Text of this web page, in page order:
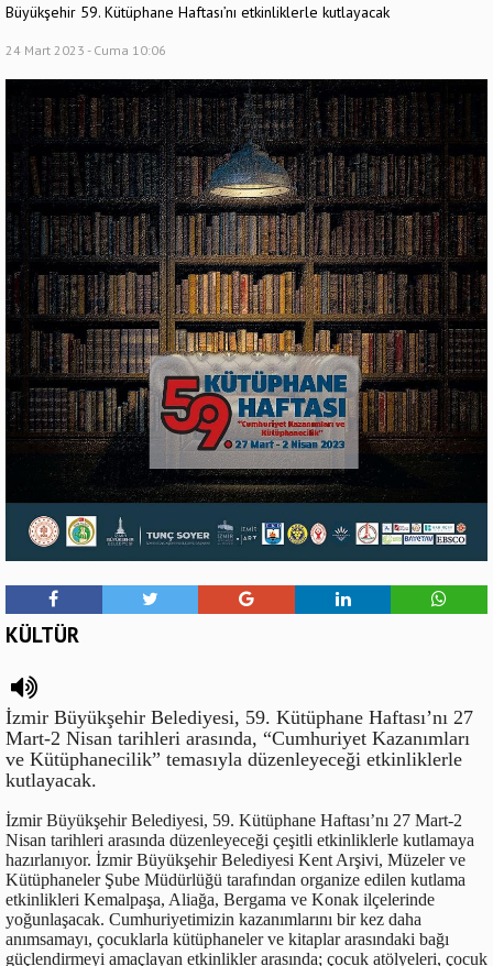
Büyükşehir 59. Kütüphane Haftası’nı etkinliklerle kutlayacak
24 Mart 2023 - Cuma 10:06
KÜLTÜR
İzmir Büyükşehir Belediyesi, 59. Kütüphane Haftası’nı 27
Mart-2 Nisan tarihleri arasında, “Cumhuriyet Kazanımları
ve Kütüphanecilik” temasıyla düzenleyeceği etkinliklerle
kutlayacak.
İzmir Büyükşehir Belediyesi, 59. Kütüphane Haftası’nı 27 Mart-2
Nisan tarihleri arasında düzenleyeceği çeşitli etkinliklerle kutlamaya
hazırlanıyor. İzmir Büyükşehir Belediyesi Kent Arşivi, Müzeler ve
Kütüphaneler Şube Müdürlüğü tarafından organize edilen kutlama
etkinlikleri Kemalpaşa, Aliağa, Bergama ve Konak ilçelerinde
yoğunlaşacak. Cumhuriyetimizin kazanımlarını bir kez daha
anımsamayı, çocuklarla kütüphaneler ve kitaplar arasındaki bağı
güçlendirmeyi amaçlayan etkinlikler arasında; çocuk atölyeleri, çocuk